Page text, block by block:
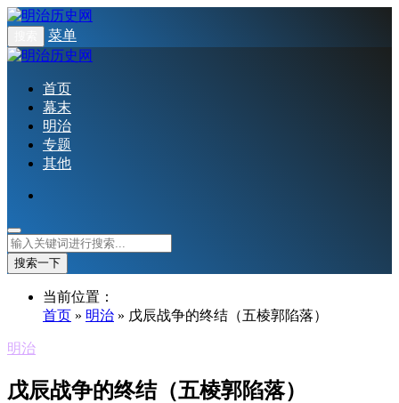
菜单
首页
幕末
明治
专题
其他
搜索一下
当前位置：
首页 » 明治 » 戊辰战争的终结（五棱郭陷落）
明治
戊辰战争的终结（五棱郭陷落）